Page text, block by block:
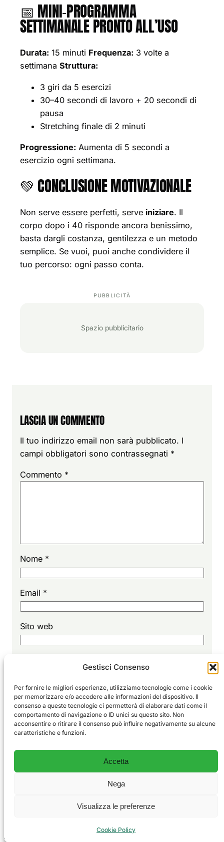
Gestisci Consenso
Per fornire le migliori esperienze, utilizziamo tecnologie come i cookie
per memorizzare e/o accedere alle informazioni del dispositivo. Il
consenso a queste tecnologie ci permetterà di elaborare dati come il
comportamento di navigazione o ID unici su questo sito. Non
acconsentire o ritirare il consenso può influire negativamente su alcune
caratteristiche e funzioni.
Accetta
Nega
Visualizza le preferenze
Cookie Policy
📅 MINI‑PROGRAMMA
SETTIMANALE PRONTO ALL’USO
Durata: 15 minuti Frequenza: 3 volte a
settimana Struttura:
3 giri da 5 esercizi
30–40 secondi di lavoro + 20 secondi di
pausa
Stretching finale di 2 minuti
Progressione: Aumenta di 5 secondi a
esercizio ogni settimana.
💚 CONCLUSIONE MOTIVAZIONALE
Non serve essere perfetti, serve iniziare. Il
corpo dopo i 40 risponde ancora benissimo,
basta dargli costanza, gentilezza e un metodo
semplice. Se vuoi, puoi anche condividere il
tuo percorso: ogni passo conta.
Spazio pubblicitario
LASCIA UN COMMENTO
Il tuo indirizzo email non sarà pubblicato. I
campi obbligatori sono contrassegnati *
Commento *
Nome *
Email *
Sito web
Sport
Vivi
EDITORIALE